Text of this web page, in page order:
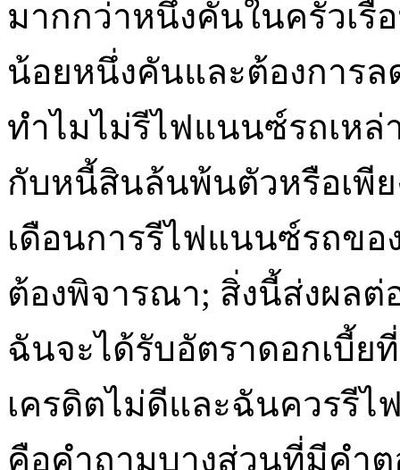
มากกว่าหนึ่งคันในครัวเ
น้อยหนึ่งคันและต้องการ
ทำไมไม่รีไฟแนนซ์รถเห
กับหนี้สินล้นพ้นตัวหรือเพี
เดือนการรีไฟแนนซ์รถขอ
ต้องพิจารณา; สิ่งนี้ส่งผลต่
ฉันจะได้รับอัตราดอกเบี้ย
เครดิตไม่ดีและฉันควรรี
คือคำถามบางส่วนที่มีคำ